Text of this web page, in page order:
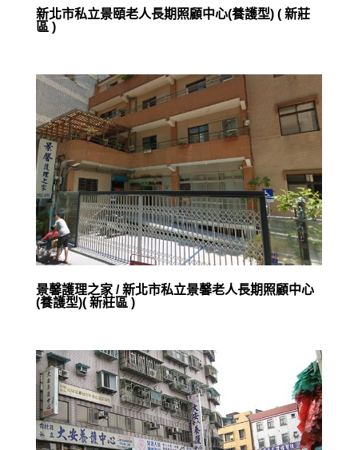
新北市私立景頤老人長期照顧中心(養護型) ( 新莊
區 )
景馨護理之家 / 新北市私立景馨老人長期照顧中心
(養護型)( 新莊區 )